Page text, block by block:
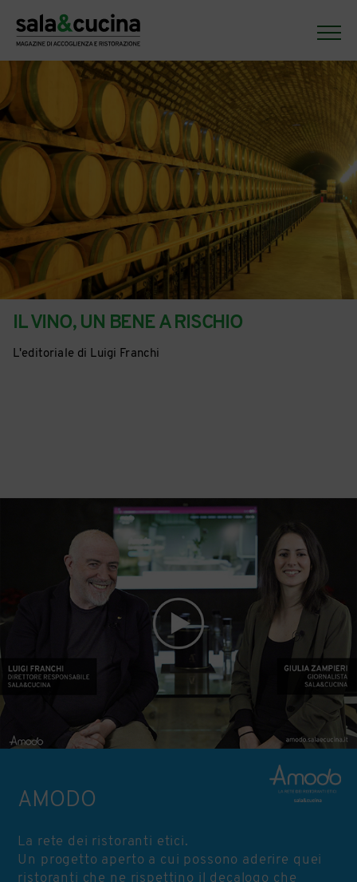
IL VINO, UN BENE A RISCHIO
L'editoriale di Luigi Franchi
AMODO
La rete dei ristoranti etici.
Un progetto aperto a cui possono aderire quei
ristoranti che ne rispettino il decalogo che